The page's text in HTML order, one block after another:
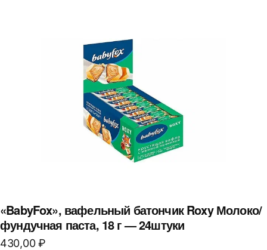
«BabyFox», вафельный батончик Roxy Молоко/
фундучная паста, 18 г — 24штуки
430,00₽